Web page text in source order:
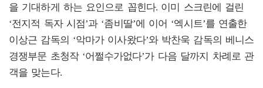
을 기대하게 하는 요인으로 꼽힌다. 이미 스크린에 걸린
‘전지적 독자 시점’과 ‘좀비딸’에 이어 ‘엑시트’를 연출한
이상근 감독의 ‘악마가 이사왔다’와 박찬욱 감독의 베니스
경쟁부문 초청작 ‘어쩔수가없다’가 다음 달까지 차례로 관
객을 맞는다.